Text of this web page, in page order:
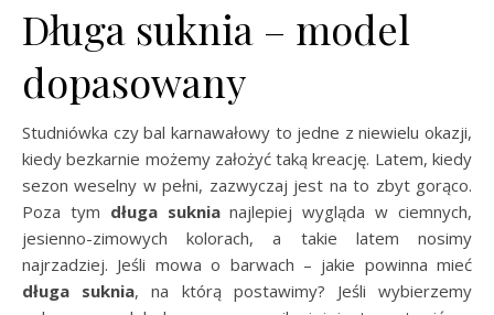
Długa suknia – model
dopasowany
Studniówka czy bal karnawałowy to jedne z niewielu okazji,
kiedy bezkarnie możemy założyć taką kreację. Latem, kiedy
sezon weselny w pełni, zazwyczaj jest na to zbyt gorąco.
Poza tym długa suknianajlepiej wygląda w ciemnych,
jesienno-zimowych kolorach, a takie latem nosimy
najrzadziej. Jeśli mowa o barwach – jakie powinna mieć
długa suknia, na którą postawimy? Jeśli wybierzemy